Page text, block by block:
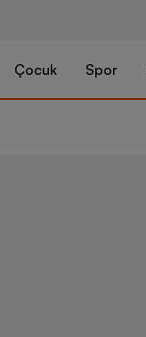
Çocuk Spor